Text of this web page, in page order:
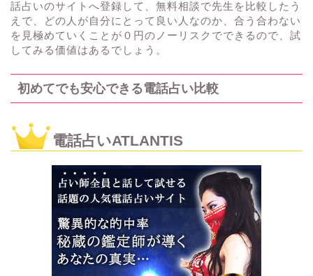
話占いのサイトへ登録して、無料相談で先生を比較したう
えで、どの人が自分にとって良い人なのか、合う合わない
を見極めていくことが０円のノーリスクでできるので、試
してみる価値はあるでしょう。
初めてでも安心できる電話占い比較
電話占いATLANTIS